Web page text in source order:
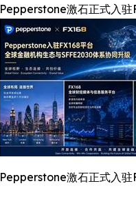
Pepperstone激石正式入驻
Pepperstone激石正式入驻